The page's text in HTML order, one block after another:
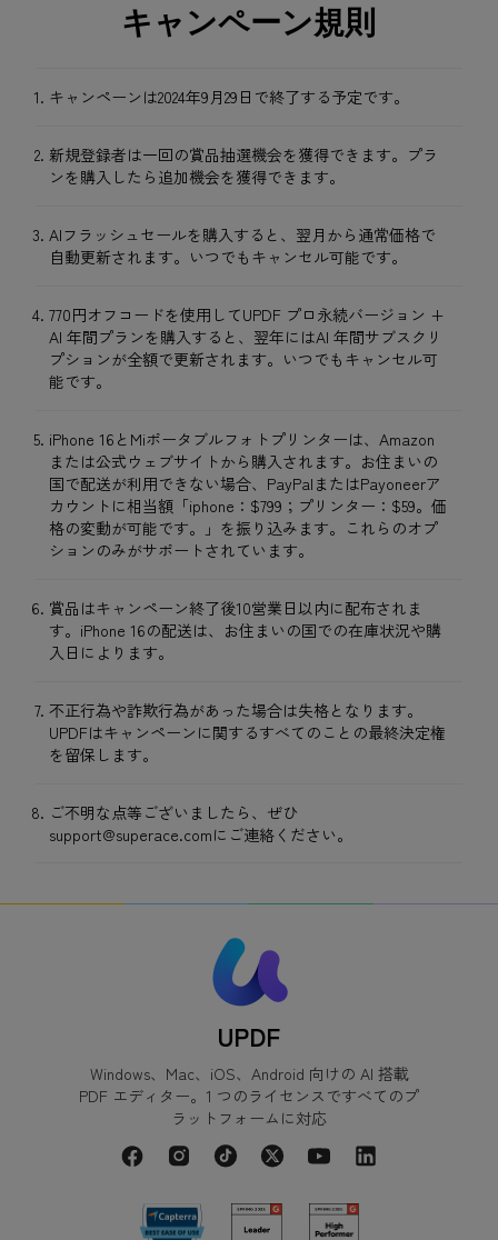
キャンペーン規則
キャンペーンは2024年9月29日で終了する予定です。
新規登録者は一回の賞品抽選機会を獲得できます。プラ
ンを購入したら追加機会を獲得できます。
AIフラッシュセールを購入すると、翌月から通常価格で
自動更新されます。いつでもキャンセル可能です。
770円オフコードを使用してUPDF プロ永続バージョン +
AI 年間プランを購入すると、翌年にはAI 年間サブスクリ
プションが全額で更新されます。いつでもキャンセル可
能です。
iPhone 16とMiポータブルフォトプリンターは、Amazon
または公式ウェブサイトから購入されます。お住まいの
国で配送が利用できない場合、PayPalまたはPayoneerア
カウントに相当額「iphone：$799；プリンター：$59。価
格の変動が可能です。」を振り込みます。これらのオプ
ションのみがサポートされています。
賞品はキャンペーン終了後10営業日以内に配布されま
す。iPhone 16の配送は、お住まいの国での在庫状況や購
入日によります。
不正行為や詐欺行為があった場合は失格となります。
UPDFはキャンペーンに関するすべてのことの最終決定権
を留保します。
ご不明な点等ございましたら、ぜひ
support@superace.comにご連絡ください。
UPDF
Windows、Mac、iOS、Android 向けの AI 搭載
PDF エディター。1 つのライセンスですべてのプ
ラットフォームに対応